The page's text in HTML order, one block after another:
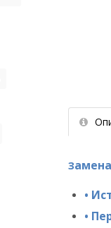
З
•
•